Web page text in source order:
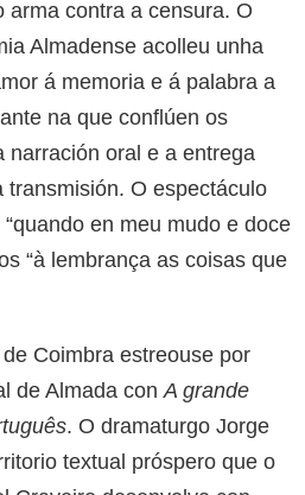
arma contra a censura. O
Almadense acolleu unha
á memoria e á palabra a
na que conflúen os
narración oral e a entrega
transmisión. O espectáculo
en meu mudo e doce
“à lembrança as coisas que
Coimbra estreouse por
de Almada conA grande
. O dramaturgo Jorge
textual próspero que o